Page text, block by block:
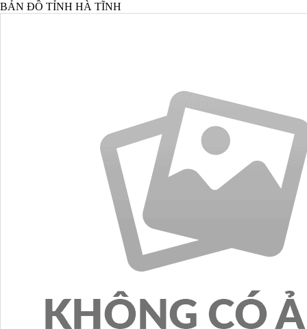
BẢN ĐỒ TỈNH HÀ TĨNH